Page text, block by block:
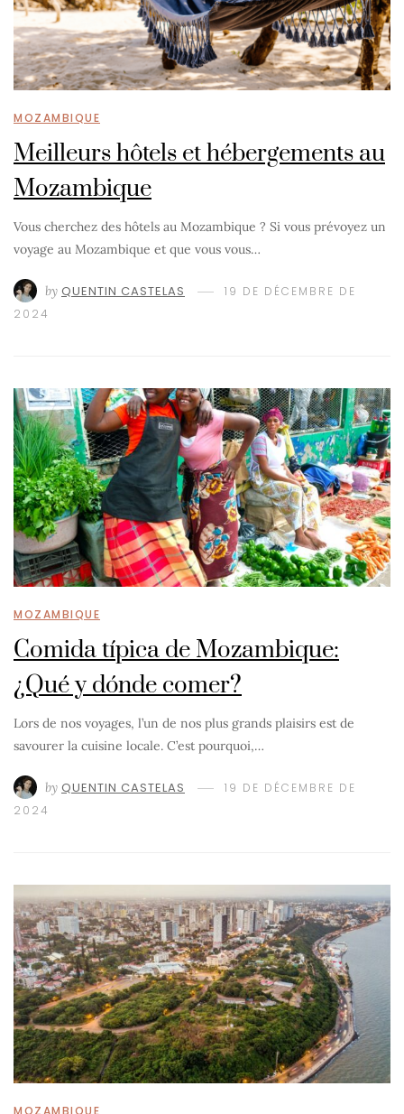
MOZAMBIQUE
Meilleurs hôtels et hébergements au
Mozambique
Vous cherchez des hôtels au Mozambique ? Si vous prévoyez un
voyage au Mozambique et que vous vous…
by QUENTIN CASTELAS
19 DE DÉCEMBRE DE
2024
MOZAMBIQUE
Comida típica de Mozambique:
¿Qué y dónde comer?
Lors de nos voyages, l’un de nos plus grands plaisirs est de
savourer la cuisine locale. C’est pourquoi,…
by QUENTIN CASTELAS
19 DE DÉCEMBRE DE
2024